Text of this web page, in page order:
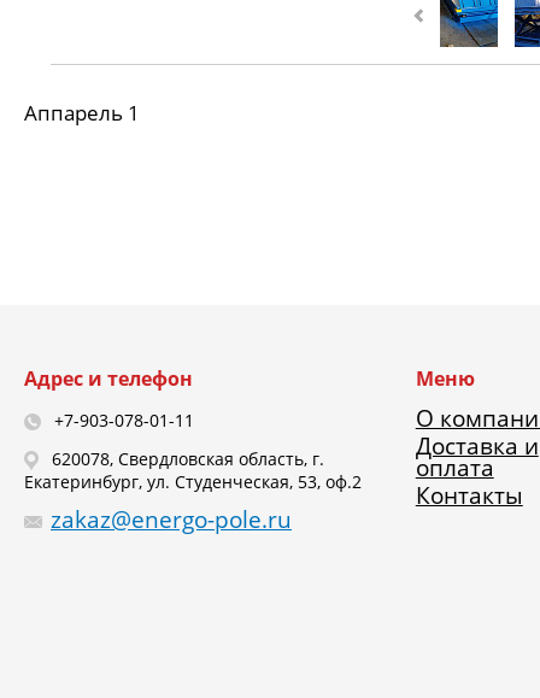
Аппарель 1
Адрес и телефон
+7-903-078-01-11
620078, Свердловская область, г.
Екатеринбург, ул. Студенческая, 53, оф.2
zakaz@energo-pole.ru
Меню
О
Доставка и
оплата
Контакты